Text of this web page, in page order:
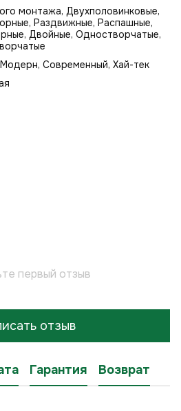
монтажа, Двухполовинковые,
Раздвижные, Распашные,
Двойные, Одностворчатые,
Модерн, Современный, Хай-тек
первый отзыв
отзыв
Гарантия Возврат